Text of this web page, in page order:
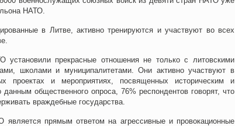
НАТО.
в Литве, активно тренируются и участвуют во всех
установили прекрасные отношения не только с литовскими
школами и муниципалитетами. Они активно участвуют в
проектах и мероприятиях, посвященных историческим и
общественного опроса, 76% респондентов говорят, что
враждебные государства.
прямым ответом на агрессивные и провокационные